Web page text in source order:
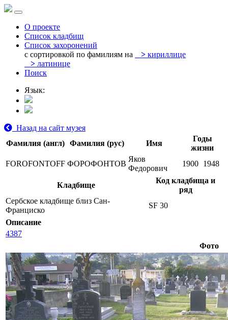
О проекте
Список кладбищ
Список захоронений
с сортировкой по фамилиям на
> кириллице
> латинице
Поиск
Язык:
Назад на сайт музея
Фамилия (англ) Фамилия (рус) Имя
Годы
жизни
FOROFONTOFF ФОРОФОНТОВ
Яков
Федорович
1900 1948
Кладбище
Код кладбища и
ряд
Сербское кладбище близ Сан-
Франциско
SF 30
Описание
4387
Фото